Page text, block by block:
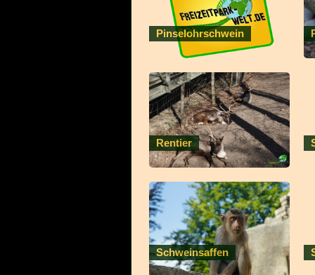
Pinselohrschwein
Rentier
Schweinsaffen